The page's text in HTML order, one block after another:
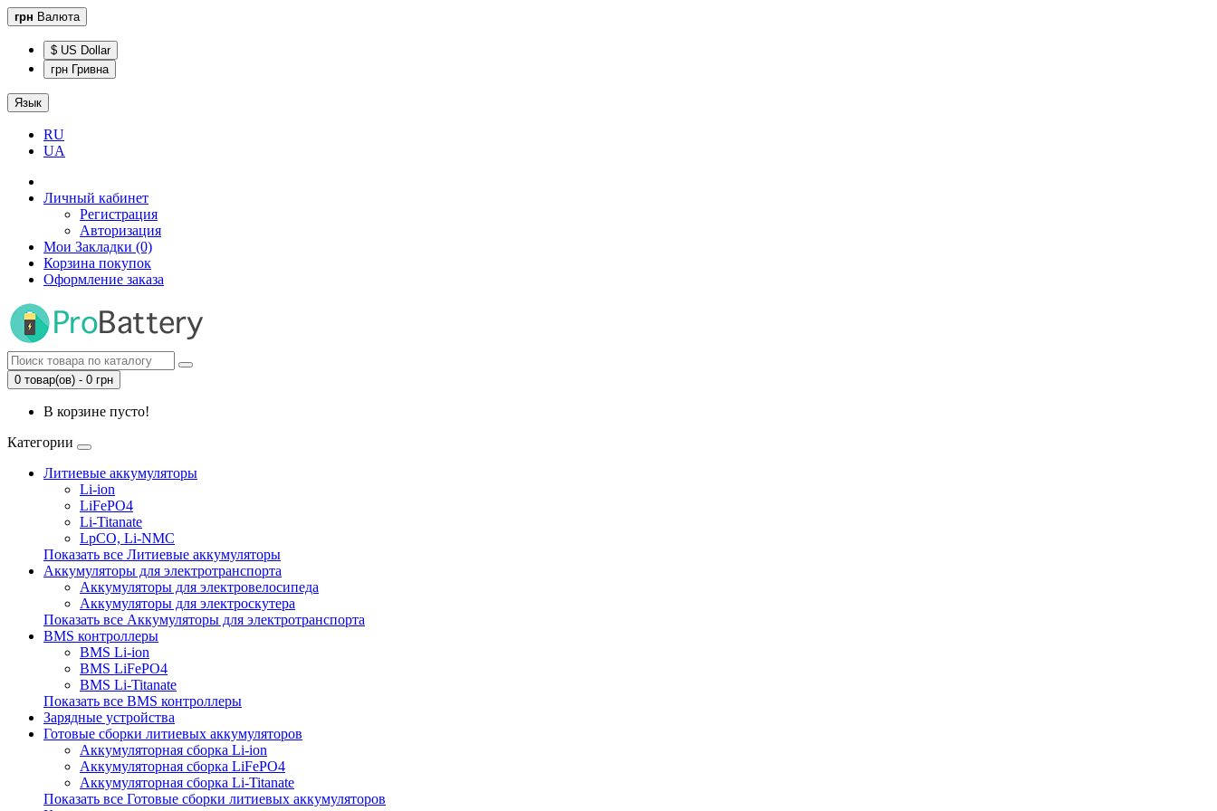
грн Валюта
$ US Dollar
грн Гривна
Язык
RU
UA
Личный кабинет
Регистрация
Авторизация
Мои Закладки (0)
Корзина покупок
Оформление заказа
0 товар(ов) - 0 грн
В корзине пусто!
Категории
Литиевые аккумуляторы
Li-ion
LiFePO4
Li-Titanate
LpCO, Li-NMC
Показать все Литиевые аккумуляторы
Аккумуляторы для электротранспорта
Аккумуляторы для электровелосипеда
Аккумуляторы для электроскутера
Показать все Аккумуляторы для электротранспорта
BMS контроллеры
BMS Li-ion
BMS LiFePO4
BMS Li-Titanate
Показать все BMS контроллеры
Зарядные устройства
Готовые сборки литиевых аккумуляторов
Аккумуляторная сборка Li-ion
Аккумуляторная сборка LiFePO4
Аккумуляторная сборка Li-Titanate
Показать все Готовые сборки литиевых аккумуляторов